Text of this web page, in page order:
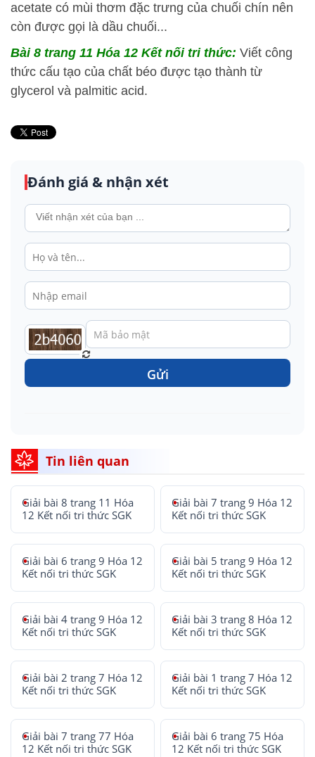
acetate có mùi thơm đặc trưng của chuối chín nên
còn được gọi là dầu chuối...
Bài 8 trang 11 Hóa 12 Kết nối tri thức: Viết công
thức cấu tạo của chất béo được tạo thành từ
glycerol và palmitic acid.
Đánh giá & nhận xét
Gửi
Tin liên quan
Giải bài 8 trang 11 Hóa
12 Kết nối tri thức SGK
Giải bài 7 trang 9 Hóa 12
Kết nối tri thức SGK
Giải bài 6 trang 9 Hóa 12
Kết nối tri thức SGK
Giải bài 5 trang 9 Hóa 12
Kết nối tri thức SGK
Giải bài 4 trang 9 Hóa 12
Kết nối tri thức SGK
Giải bài 3 trang 8 Hóa 12
Kết nối tri thức SGK
Giải bài 2 trang 7 Hóa 12
Kết nối tri thức SGK
Giải bài 1 trang 7 Hóa 12
Kết nối tri thức SGK
Giải bài 7 trang 77 Hóa
12 Kết nối tri thức SGK
Giải bài 6 trang 75 Hóa
12 Kết nối tri thức SGK